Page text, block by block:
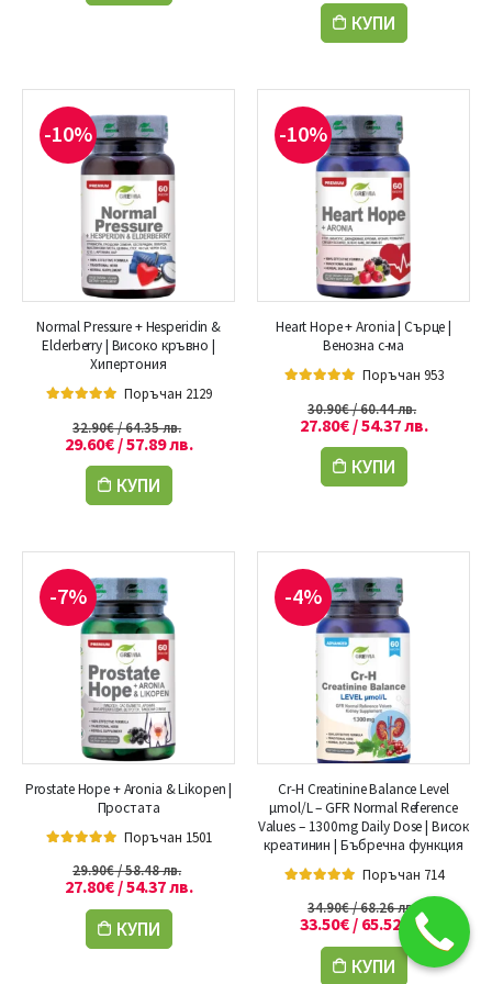
КУПИ
-10%
Normal Pressure + Hesperidin &
Elderberry | Високо кръвно |
Хипертония
Поръчан 2129
32.90€/ 64.35 лв.
29.60€/ 57.89 лв.
КУПИ
-10%
Heart Hope + Aronia | Сърце |
Венозна с-ма
Поръчан 953
30.90€/ 60.44 лв.
27.80€/ 54.37 лв.
КУПИ
-7%
Prostate Hope + Aronia & Likopen |
Простата
Поръчан 1501
29.90€/ 58.48 лв.
27.80€/ 54.37 лв.
КУПИ
-4%
Cr-H Creatinine Balance Level
µmol/L – GFR Normal Reference
Values – 1300mg Daily Dose | Висок
креатинин | Бъбречна функция
Поръчан 714
34.90€/ 68.26 лв.
33.50€/ 65.52 лв.
КУПИ